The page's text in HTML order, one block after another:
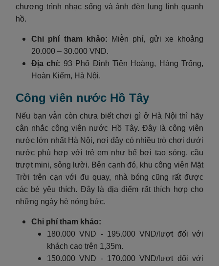
chương trình nhạc sống và ánh đèn lung linh quanh
hồ.
Chi phí tham khảo: Miễn phí, gửi xe khoảng
20.000 – 30.000 VND.
Địa chỉ: 93 Phố Đinh Tiên Hoàng, Hàng Trống,
Hoàn Kiếm, Hà Nội.
Công viên nước Hồ Tây
Nếu bạn vẫn còn chưa biết chơi gì ở Hà Nội thì hãy
cân nhắc công viên nước Hồ Tây. Đây là công viên
nước lớn nhất Hà Nội, nơi đây có nhiều trò chơi dưới
nước phù hợp với trẻ em như bể bơi tạo sóng, cầu
trượt mini, sông lười. Bên cạnh đó, khu công viên Mặt
Trời trên cạn với đu quay, nhà bóng cũng rất được
các bé yêu thích. Đây là địa điểm rất thích hợp cho
những ngày hè nóng bức.
Chi phí tham khảo:
180.000 VND - 195.000 VND/lượt đối với
khách cao trên 1,35m.
150.000 VND - 170.000 VND/lượt đối với